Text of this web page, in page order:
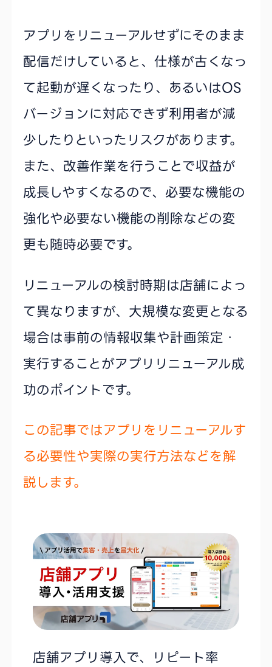
アプリをリニューアルせずにそのまま
配信だけしていると、仕様が古くなっ
て起動が遅くなったり、あるいはOS
バージョンに対応できず利用者が減
少したりといったリスクがあります。
また、改善作業を行うことで収益が
成長しやすくなるので、必要な機能の
強化や必要ない機能の削除などの変
更も随時必要です。
リニューアルの検討時期は店舗によっ
て異なりますが、大規模な変更となる
場合は事前の情報収集や計画策定・
実行することがアプリリニューアル成
功のポイントです。
この記事ではアプリをリニューアルす
る必要性や実際の実行方法などを解
説します。
店舗アプリ導入で、リピート率